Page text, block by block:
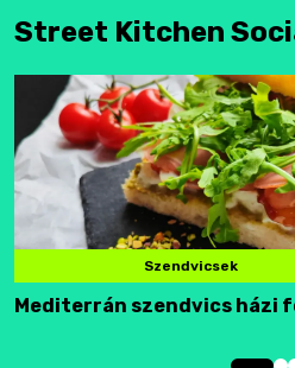
Street Kitchen
Szendvicsek
Mediterrán szendvics házi